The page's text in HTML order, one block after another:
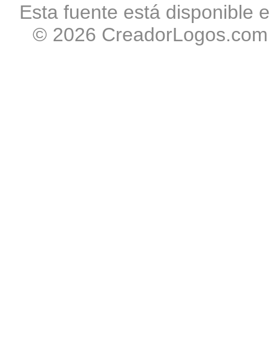
Esta fuente está disponible
© 2026